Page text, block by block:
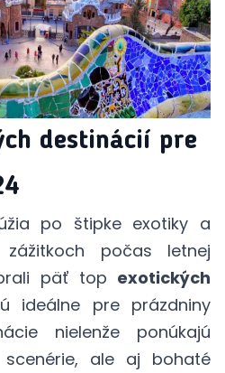
destinácií pre
po štipke exotiky a
zážitkoch počas letnej
päť top exotických
ideálne pre prázdniny
nielenže ponúkajú
ale aj bohaté